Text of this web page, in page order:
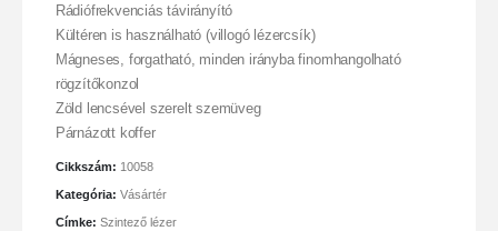
Rádiófrekvenciás távirányító
Kültéren is használható (villogó lézercsík)
Mágneses, forgatható, minden irányba finomhangolható
rögzítőkonzol
Zöld lencsével szerelt szemüveg
Párnázott koffer
Cikkszám: 10058
Kategória: Vásártér
Címke: Szintező lézer